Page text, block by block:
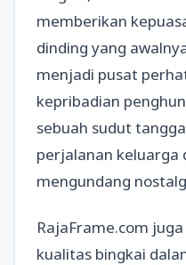
memberikan
dinding yang
menjadi pusat
kepribadian
sebuah sudut
perjalanan keluarga
mengundang
RajaFrame.com
kualitas bingkai